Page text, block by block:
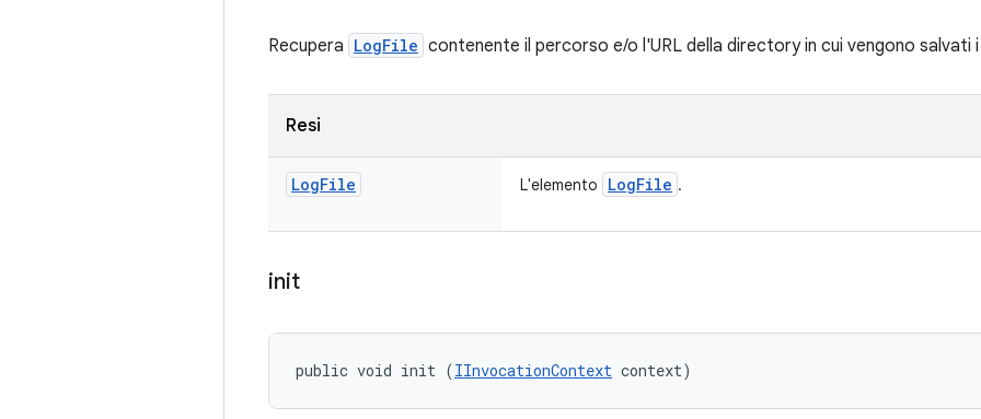
Recupera LogFile contenente il percorso e/o l'URL della directory in cui vengono salvati
Resi
LogFile L'elemento LogFile .
init
public void init (IInvocationContext context)